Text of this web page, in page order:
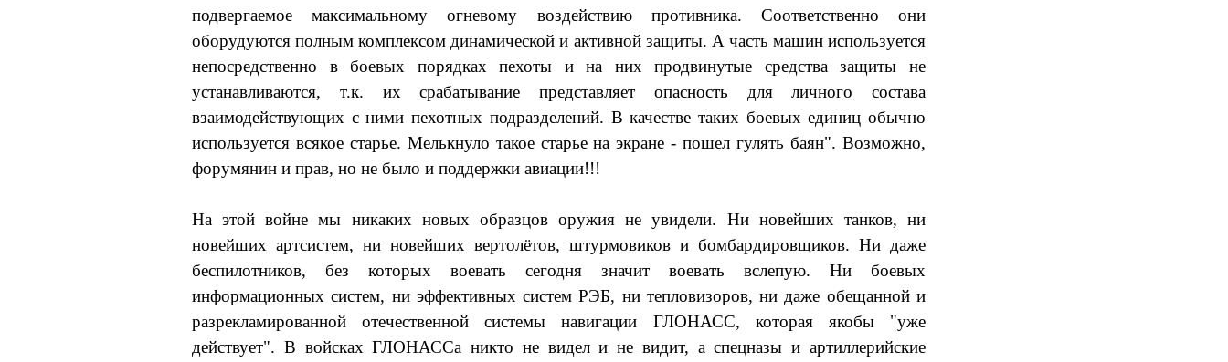
подвергаемое максимальному огневому воздействию противника. Соответственно они
оборудуются полным комплексом динамической и активной защиты. А часть машин используется
непосредственно в боевых порядках пехоты и на них продвинутые средства защиты не
устанавливаются, т.к. их срабатывание представляет опасность для личного состава
взаимодействующих с ними пехотных подразделений. В качестве таких боевых единиц обычно
используется всякое старье. Мелькнуло такое старье на экране - пошел гулять баян". Возможно,
форумянин и прав, но не было и поддержки авиации!!!
На этой войне мы никаких новых образцов оружия не увидели. Ни новейших танков, ни
новейших артсистем, ни новейших вертолётов, штурмовиков и бомбардировщиков. Ни даже
беспилотников, без которых воевать сегодня значит воевать вслепую. Ни боевых
информационных систем, ни эффективных систем РЭБ, ни тепловизоров, ни даже обещанной и
разрекламированной отечественной системы навигации ГЛОНАСС, которая якобы "уже
действует". В войсках ГЛОНАССа никто не видел и не видит, а спецназы и артиллерийские